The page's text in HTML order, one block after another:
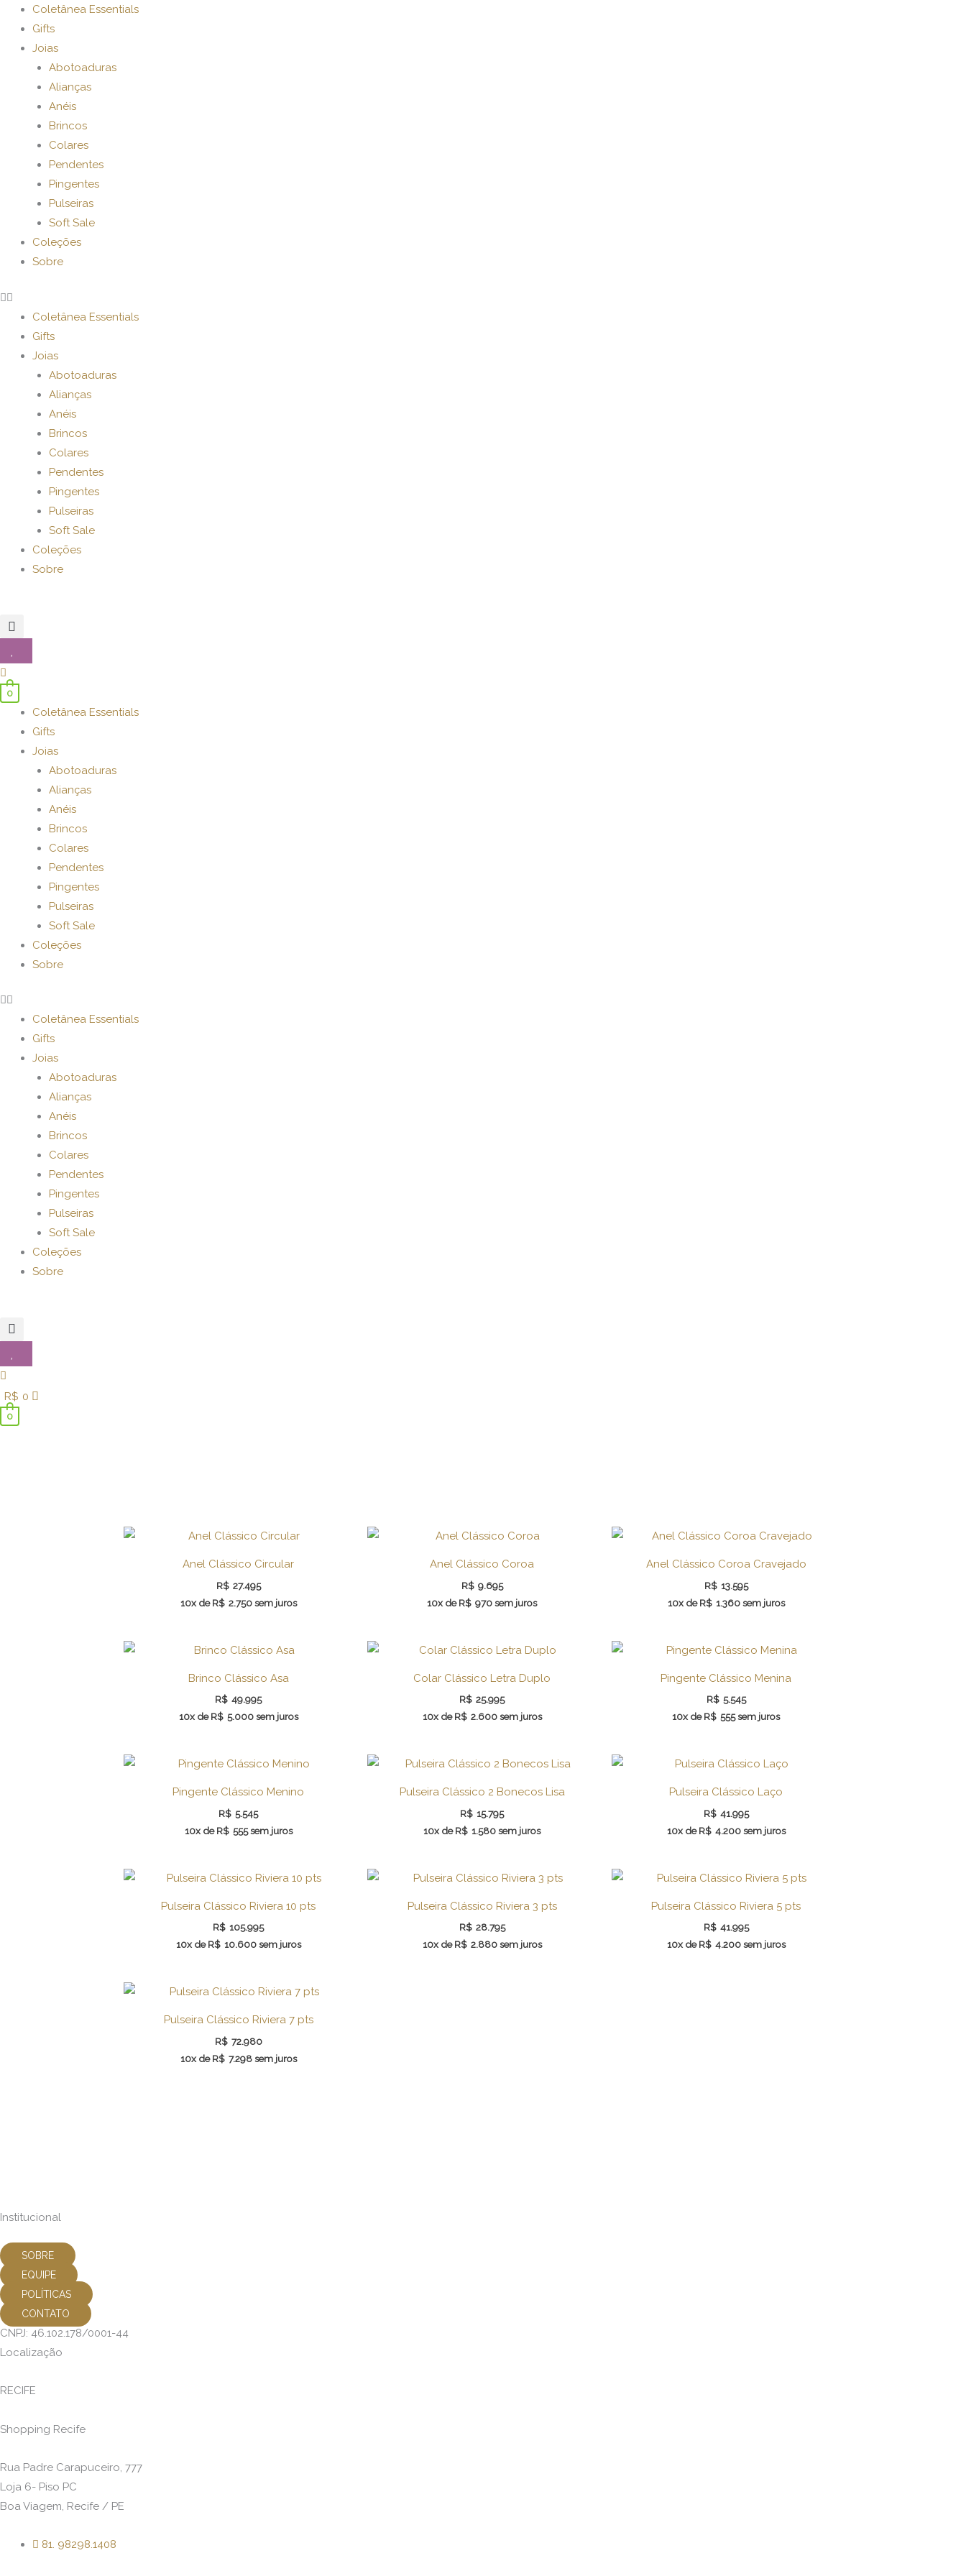
para
conteúdo
Coletânea Essentials
Gifts
Joias
Abotoaduras
Alianças
Anéis
Brincos
Colares
Pendentes
Pingentes
Pulseiras
Soft Sale
Coleções
Sobre
Coletânea Essentials
Gifts
Joias
Abotoaduras
Alianças
Anéis
Brincos
Colares
Pendentes
Pingentes
Pulseiras
Soft Sale
Coleções
Sobre
0
Coletânea Essentials
Gifts
Joias
Abotoaduras
Alianças
Anéis
Brincos
Colares
Pendentes
Pingentes
Pulseiras
Soft Sale
Coleções
Sobre
Coletânea Essentials
Gifts
Joias
Abotoaduras
Alianças
Anéis
Brincos
Colares
Pendentes
Pingentes
Pulseiras
Soft Sale
Coleções
Sobre
R$ 0
0
Anel Clássico Circular
R$ 27.495
10x deR$ 2.750 sem juros
Anel Clássico Coroa
R$ 9.695
10x deR$ 970 sem juros
Anel Clássico Coroa Cravejado
R$ 13.595
10x deR$ 1.360 sem juros
Brinco Clássico Asa
R$ 49.995
10x deR$ 5.000 sem juros
Colar Clássico Letra Duplo
R$ 25.995
10x deR$ 2.600sem juros
Pingente Clássico Menina
R$ 5.545
10x deR$ 555sem juros
Pingente Clássico Menino
R$ 5.545
10x deR$ 555 sem juros
Pulseira Clássico 2 Bonecos Lisa
R$ 15.795
10x deR$ 1.580 sem juros
Pulseira Clássico Laço
R$ 41.995
10x deR$ 4.200 sem juros
Pulseira Clássico Riviera 10 pts
R$ 105.995
10x deR$ 10.600 sem juros
Pulseira Clássico Riviera 3 pts
R$ 28.795
10x deR$ 2.880sem juros
Pulseira Clássico Riviera 5 pts
R$ 41.995
10x deR$ 4.200 sem juros
Pulseira Clássico Riviera 7 pts
R$ 72.980
10x deR$ 7.298 sem juros
Institucional
SOBRE
EQUIPE
POLÍTICAS
CONTATO
CNPJ: 46.102.178/0001-44
Localização
RECIFE
Shopping Recife
Rua Padre Carapuceiro, 777
Loja 6- Piso PC
Boa Viagem, Recife / PE
81. 98298.1408